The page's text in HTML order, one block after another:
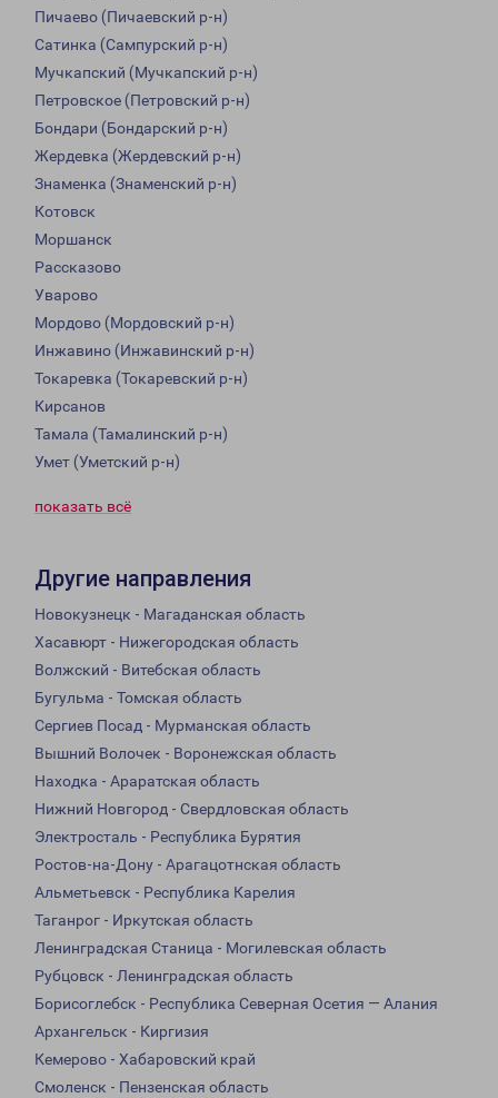
Пичаево (Пичаевский р-н)
Сатинка (Сампурский р-н)
Мучкапский (Мучкапский р-н)
Петровское (Петровский р-н)
Бондари (Бондарский р-н)
Жердевка (Жердевский р-н)
Знаменка (Знаменский р-н)
Котовск
Моршанск
Рассказово
Уварово
Мордово (Мордовский р-н)
Инжавино (Инжавинский р-н)
Токаревка (Токаревский р-н)
Кирсанов
Тамала (Тамалинский р-н)
Умет (Уметский р-н)
показать всё
Другие направления
Новокузнецк - Магаданская область
Хасавюрт - Нижегородская область
Волжский - Витебская область
Бугульма - Томская область
Сергиев Посад - Мурманская область
Вышний Волочек - Воронежская область
Находка - Араратская область
Нижний Новгород - Свердловская область
Электросталь - Республика Бурятия
Ростов-на-Дону - Арагацотнская область
Альметьевск - Республика Карелия
Таганрог - Иркутская область
Ленинградская Станица - Могилевская область
Рубцовск - Ленинградская область
Борисоглебск - Республика Северная Осетия — Алания
Архангельск - Киргизия
Кемерово - Хабаровский край
Смоленск - Пензенская область